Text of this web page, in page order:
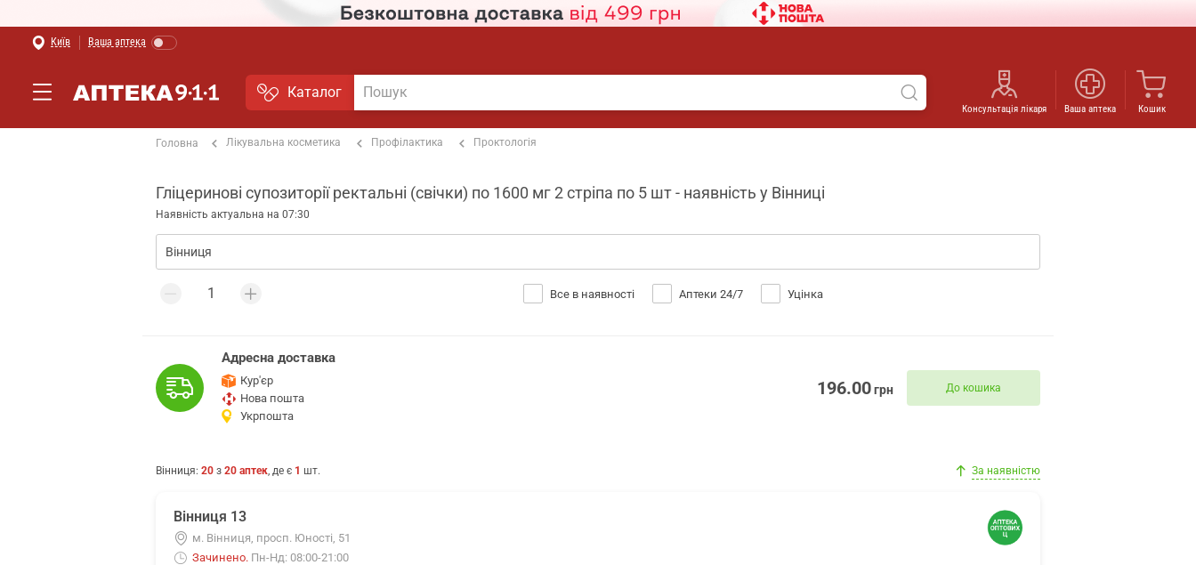
Київ Ваша аптека
Каталог
Консультація лікаря Ваша аптека Кошик
Головна Лікувальна косметика Профілактика Проктологія
Гліцеринові супозиторії ректальні (свічки) по 1600 мг 2 стріпа по 5 шт - наявність у Вінниці
Наявність актуальна на 07:30
Все в наявності Аптеки 24/7 Уцінка
Адресна доставка
Кур'єр
Нова пошта
Укрпошта
196.00грн До кошика
Вінниця: 20 з 20 аптек, де є 1 шт. За наявністю
Вінниця 13
м. Вінниця, просп. Юності, 51
Зачинено. Пн-Нд: 08:00-21:00